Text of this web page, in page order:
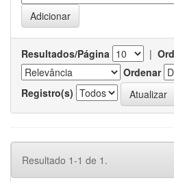
Resultados/Página |
Ordenar
Registro(s)
Resultado 1-1 de 1.